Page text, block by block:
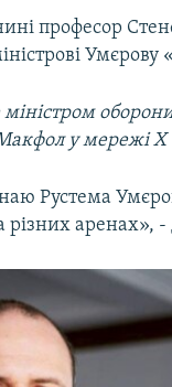
професор
Умєрову
у мережі
Рустема
аренах»,